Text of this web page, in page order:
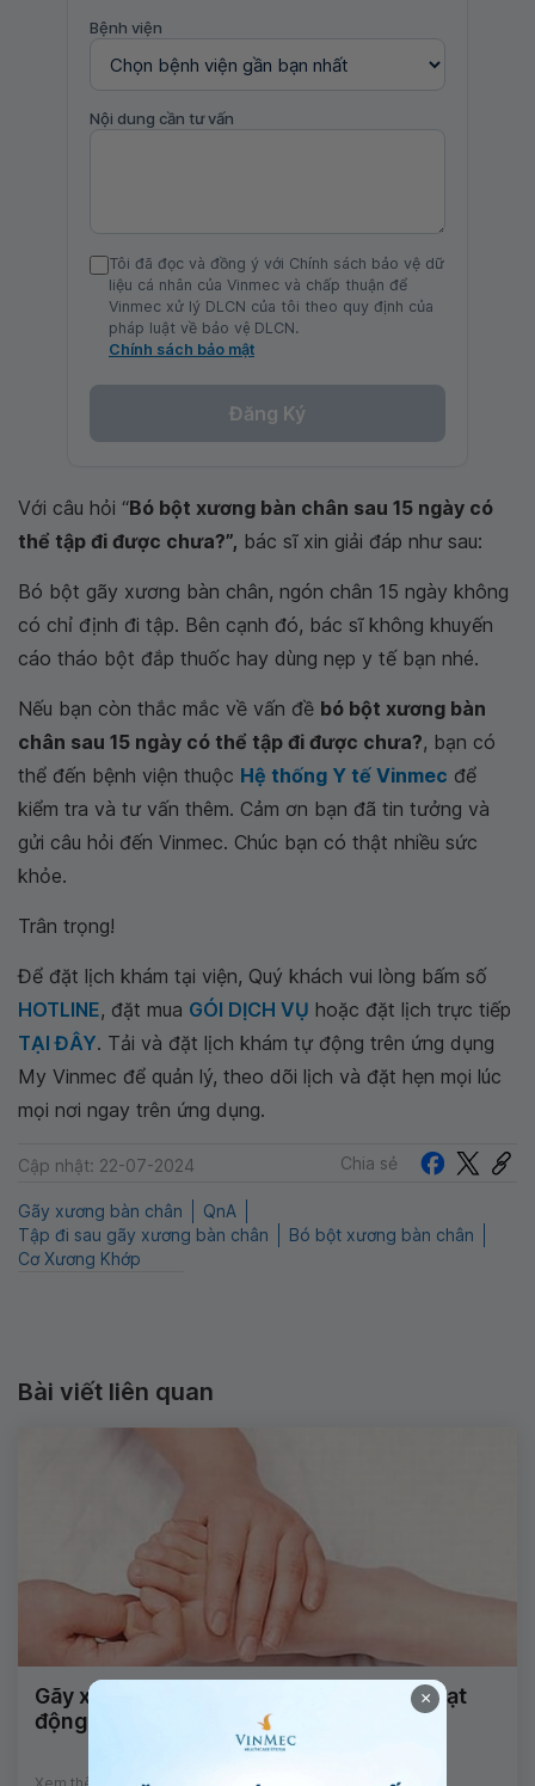
Bệnh viện
Nội dung cần tư vấn
Tôi đã đọc và đồng ý với Chính sách bảo vệ dữ
liệu cá nhân của Vinmec và chấp thuận để
Vinmec xử lý DLCN của tôi theo quy định của
pháp luật về bảo vệ DLCN.
Chính sách bảo mật
Đăng Ký
Với câu hỏi “Bó bột xương bàn chân sau 15 ngày có
thể tập đi được chưa?”, bác sĩ xin giải đáp như sau:
Bó bột gãy xương bàn chân, ngón chân 15 ngày không
có chỉ định đi tập. Bên cạnh đó, bác sĩ không khuyến
cáo tháo bột đắp thuốc hay dùng nẹp y tế bạn nhé.
Nếu bạn còn thắc mắc về vấn đề bó bột xương bàn
chân sau 15 ngày có thể tập đi được chưa?, bạn có
thể đến bệnh viện thuộc Hệ thống Y tế Vinmec để
kiểm tra và tư vấn thêm. Cảm ơn bạn đã tin tưởng và
gửi câu hỏi đến Vinmec. Chúc bạn có thật nhiều sức
khỏe.
Trân trọng!
Để đặt lịch khám tại viện, Quý khách vui lòng bấm số
HOTLINE, đặt mua GÓI DỊCH VỤ hoặc đặt lịch trực tiếp
TẠI ĐÂY. Tải và đặt lịch khám tự động trên ứng dụng
My Vinmec để quản lý, theo dõi lịch và đặt hẹn mọi lúc
mọi nơi ngay trên ứng dụng.
Cập nhật: 22-07-2024 Chia sẻ
Gãy xương bàn chân
QnA
Tập đi sau gãy xương bàn chân
Bó bột xương bàn chân
Cơ Xương Khớp
Bài viết liên quan
Gãy xương bàn chân số 2, 3, 4 nhưng hoạt
động nhiều lại sưng nên làm gì?
×